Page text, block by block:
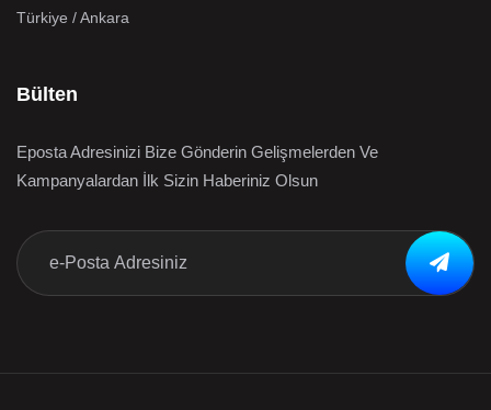
Türkiye / Ankara
Bülten
Eposta Adresinizi Bize Gönderin Gelişmelerden Ve
Kampanyalardan İlk Sizin Haberiniz Olsun